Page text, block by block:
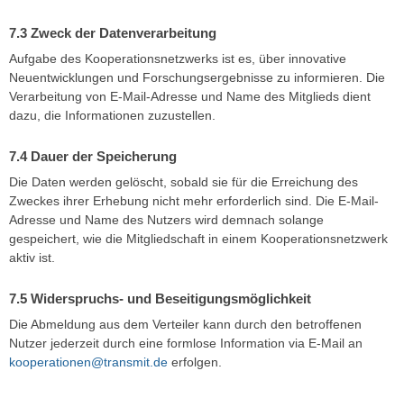
Zweck der Datenverarbeitung
Aufgabe des Kooperationsnetzwerks ist es, über innovative
Neuentwicklungen und Forschungsergebnisse zu informieren. Die
Verarbeitung von E-Mail-Adresse und Name des Mitglieds dient
dazu, die Informationen zuzustellen.
Dauer der Speicherung
Die Daten werden gelöscht, sobald sie für die Erreichung des
Zweckes ihrer Erhebung nicht mehr erforderlich sind. Die E-Mail-
Adresse und Name des Nutzers wird demnach solange
gespeichert, wie die Mitgliedschaft in einem Kooperationsnetzwerk
aktiv ist.
Widerspruchs- und Beseitigungsmöglichkeit
Die Abmeldung aus dem Verteiler kann durch den betroffenen
Nutzer jederzeit durch eine formlose Information via E-Mail an
kooperationen@transmit.de erfolgen.